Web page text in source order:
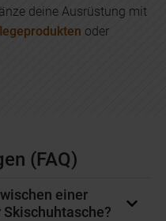
deine Ausrüstung mit
oder
(FAQ)
einer